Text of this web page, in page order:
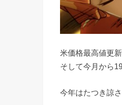
米価格最高値更新
そして今月から
今年はたつき諒